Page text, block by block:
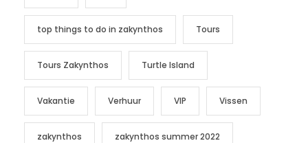
top things to do in zakynthos Tours
Tours Zakynthos Turtle Island
Vakantie Verhuur VIP Vissen
zakynthos zakynthos summer 2022